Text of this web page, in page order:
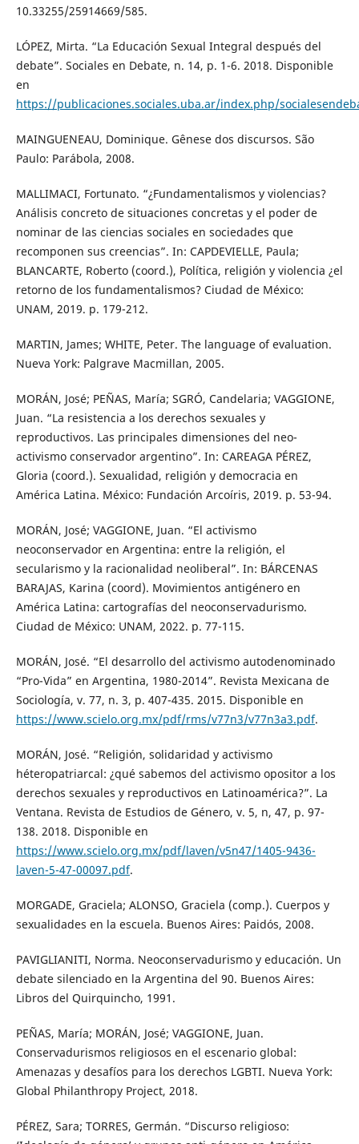
10.33255/25914669/585.
LÓPEZ, Mirta. “La Educación Sexual Integral después del
debate”. Sociales en Debate, n. 14, p. 1-6. 2018. Disponible
en
https://publicaciones.sociales.uba.ar/index.php/
MAINGUENEAU, Dominique. Gênese dos discursos. São
Paulo: Parábola, 2008.
MALLIMACI, Fortunato. “¿Fundamentalismos y violencias?
Análisis concreto de situaciones concretas y el poder de
nominar de las ciencias sociales en sociedades que
recomponen sus creencias”. In: CAPDEVIELLE, Paula;
BLANCARTE, Roberto (coord.), Política, religión y violencia ¿el
retorno de los fundamentalismos? Ciudad de México:
UNAM, 2019. p. 179-212.
MARTIN, James; WHITE, Peter. The language of evaluation.
Nueva York: Palgrave Macmillan, 2005.
MORÁN, José; PEÑAS, María; SGRÓ, Candelaria; VAGGIONE,
Juan. “La resistencia a los derechos sexuales y
reproductivos. Las principales dimensiones del neo-
activismo conservador argentino”. In: CAREAGA PÉREZ,
Gloria (coord.). Sexualidad, religión y democracia en
América Latina. México: Fundación Arcoíris, 2019. p. 53-94.
MORÁN, José; VAGGIONE, Juan. “El activismo
neoconservador en Argentina: entre la religión, el
secularismo y la racionalidad neoliberal”. In: BÁRCENAS
BARAJAS, Karina (coord). Movimientos antigénero en
América Latina: cartografías del neoconservadurismo.
Ciudad de México: UNAM, 2022. p. 77-115.
MORÁN, José. “El desarrollo del activismo autodenominado
“Pro-Vida” en Argentina, 1980-2014”. Revista Mexicana de
Sociología, v. 77, n. 3, p. 407-435. 2015. Disponible en
https://www.scielo.org.mx/pdf/rms/v77n3/v77n3a3.pdf.
MORÁN, José. “Religión, solidaridad y activismo
héteropatriarcal: ¿qué sabemos del activismo opositor a los
derechos sexuales y reproductivos en Latinoamérica?”. La
Ventana. Revista de Estudios de Género, v. 5, n, 47, p. 97-
138. 2018. Disponible en
https://www.scielo.org.mx/pdf/laven/v5n47/1405-9436-
laven-5-47-00097.pdf.
MORGADE, Graciela; ALONSO, Graciela (comp.). Cuerpos y
sexualidades en la escuela. Buenos Aires: Paidós, 2008.
PAVIGLIANITI, Norma. Neoconservadurismo y educación. Un
debate silenciado en la Argentina del 90. Buenos Aires:
Libros del Quirquincho, 1991.
PEÑAS, María; MORÁN, José; VAGGIONE, Juan.
Conservadurismos religiosos en el escenario global:
Amenazas y desafíos para los derechos LGBTI. Nueva York:
Global Philanthropy Project, 2018.
PÉREZ, Sara; TORRES, Germán. “Discurso religioso: